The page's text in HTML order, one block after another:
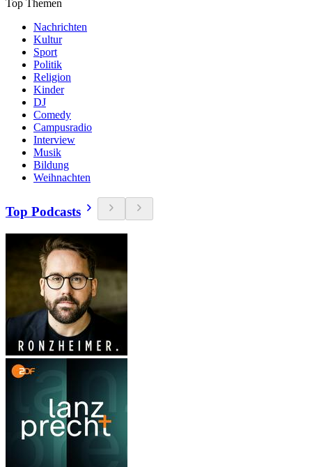
Top Themen
Nachrichten
Kultur
Sport
Politik
Religion
Kinder
DJ
Comedy
Campusradio
Interview
Musik
Bildung
Weihnachten
Top Podcasts